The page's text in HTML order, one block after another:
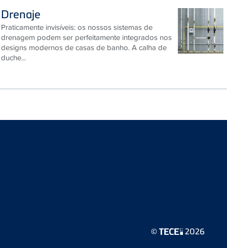
Praticamente invisíveis: os nossos sistemas de
drenagem podem ser perfeitamente integrados nos
designs modernos de casas de banho. A calha de
duche...